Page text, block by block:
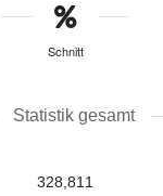
Schnitt
Statistik gesamt
328,811